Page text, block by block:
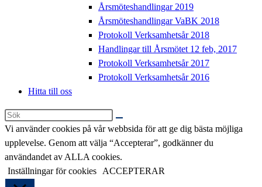
Årsmöteshandlingar 2019
Årsmöteshandlingar VaBK 2018
Protokoll Verksamhetsår 2018
Handlingar till Årsmötet 12 feb, 2017
Protokoll Verksamhetsår 2017
Protokoll Verksamhetsår 2016
Hitta till oss
Sök
på
denna
webbplats
Vi använder cookies på vår webbsida för att ge dig bästa möjliga
upplevelse. Genom att välja “Accepterar”, godkänner du
användandet av ALLA cookies.
Inställningar för cookies
ACCEPTERAR